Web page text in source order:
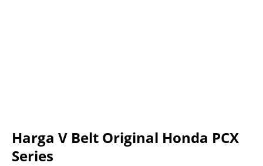
Harga V Belt Original Honda PCX
Series